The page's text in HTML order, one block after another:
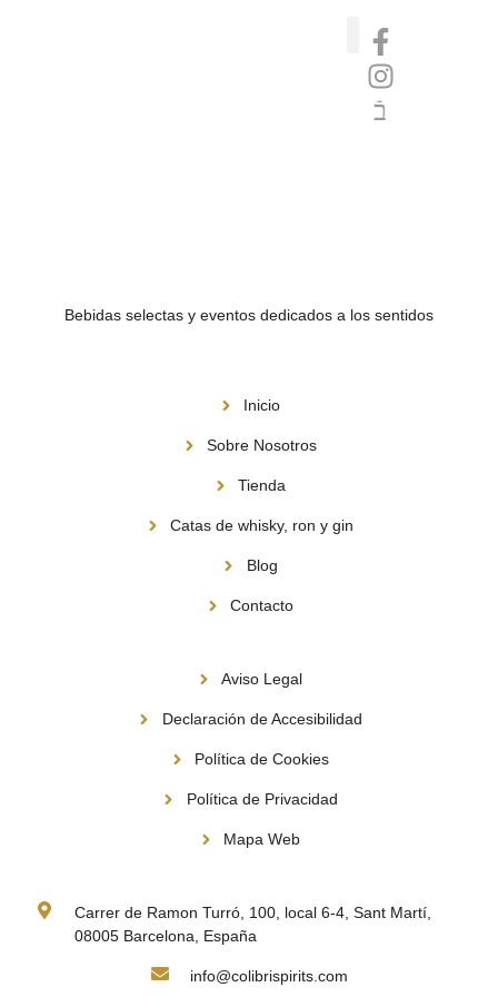
Bebidas selectas y eventos dedicados a los sentidos
Inicio
Sobre Nosotros
Tienda
Catas de whisky, ron y gin
Blog
Contacto
Aviso Legal
Declaración de Accesibilidad
Política de Cookies
Política de Privacidad
Mapa Web
Carrer de Ramon Turró, 100, local 6-4, Sant Martí,
08005 Barcelona, España
info@colibrispirits.com